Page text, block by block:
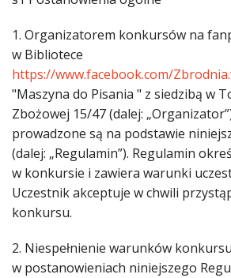
1. Organizatorem konkursów na
w Bibliotece
https://www.facebook.com/
"Maszyna do Pisania " z siedzibą w
Zbożowej 15/47 (dalej:
prowadzone są na podstawie
(dalej: „Regulamin”). Regulamin
w konkursie i zawiera warunki
Uczestnik akceptuje w chwili
konkursu.
2. Niespełnienie warunków
w postanowieniach niniejszego